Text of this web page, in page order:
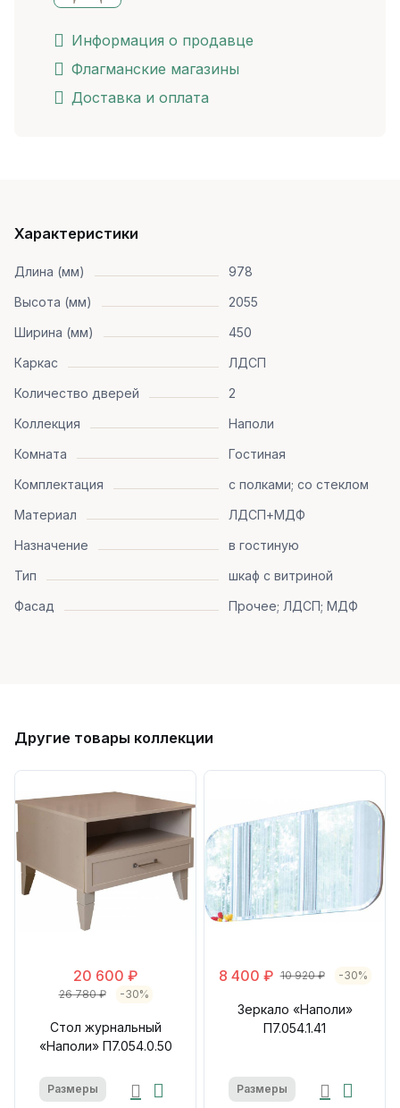
Информация о продавце
Флагманские магазины
Доставка и оплата
Характеристики
Длина (мм)
978
Высота (мм)
2055
Ширина (мм)
450
Каркас
ЛДСП
Количество дверей
2
Коллекция
Наполи
Комната
Гостиная
Комплектация
с полками; со стеклом
Материал
ЛДСП+МДФ
Назначение
в гостиную
Тип
шкаф с витриной
Фасад
Прочее; ЛДСП; МДФ
Другие товары коллекции
20 600 ₽
26 780 ₽ -30%
Стол журнальный
«Наполи» П7.054.0.50
Размеры
8 400 ₽ 10 920 ₽ -30%
Зеркало «Наполи»
П7.054.1.41
Размеры